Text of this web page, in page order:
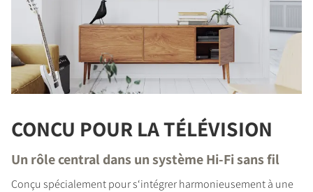
CONÇU POUR LA TÉLÉVISION
Un rôle central dans un système Hi-Fi sans fil
Conçu spécialement pour s‘intégrer harmonieusement à une